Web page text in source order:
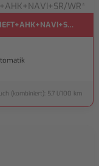
WR*
(kombiniert): 5,7 l/100 km